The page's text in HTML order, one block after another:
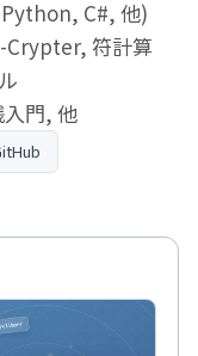
C#, 他)
符計算
門, 他